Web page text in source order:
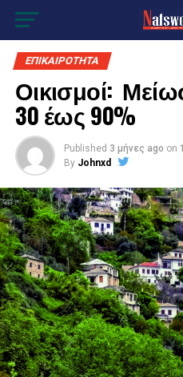
ΕΠΙΚΑΙΡΟΤΗΤΑ
Οικισμοί:
30 έως 90%
Published 3 μήνες ago on
By Johnxd